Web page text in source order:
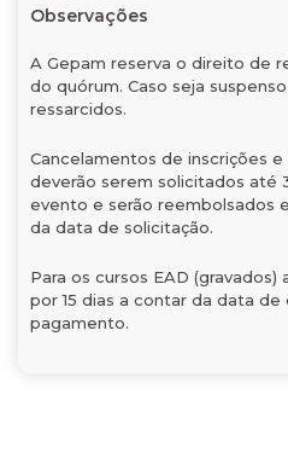
Observações
A Gepam reserva o direito de
do quórum. Caso seja
ressarcidos.
Cancelamentos de inscrições
deverão serem solicitados até
evento e serão reembolsados
da data de solicitação.
Para os cursos EAD (gravados)
por 15 dias a contar da data de
pagamento.